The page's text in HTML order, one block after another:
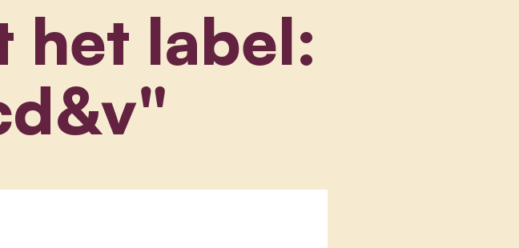
het label: